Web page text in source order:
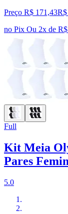
Preço R$ 171,43R$
no Pix Ou 2x de
Full
Kit Meia
Pares
5.0